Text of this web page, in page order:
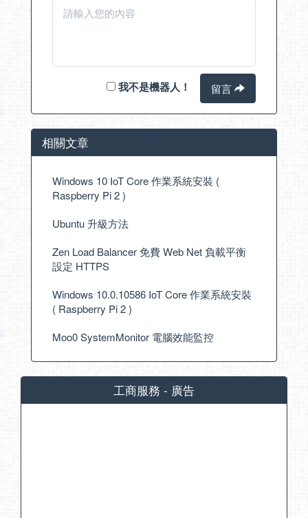
我不是機器人！ 留言
相關文章
Windows 10 IoT Core 作業系統安裝 (
Raspberry Pi 2 )
Ubuntu 升級方法
Zen Load Balancer 免費 Web Net 負載平衡
設定 HTTPS
Windows 10.0.10586 IoT Core 作業系統安裝
( Raspberry Pi 2 )
Moo0 SystemMonitor 電腦效能監控
工商服務 - 廣告